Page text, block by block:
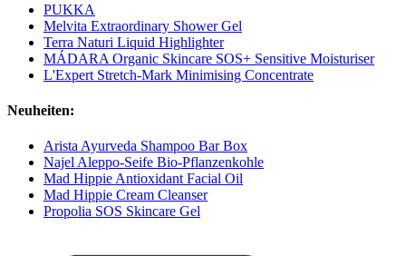
PUKKA
Melvita Extraordinary Shower Gel
Terra Naturi Liquid Highlighter
MÁDARA Organic Skincare SOS+ Sensitive Moisturiser
L'Expert Stretch-Mark Minimising Concentrate
Neuheiten:
Arista Ayurveda Shampoo Bar Box
Najel Aleppo-Seife Bio-Pflanzenkohle
Mad Hippie Antioxidant Facial Oil
Mad Hippie Cream Cleanser
Propolia SOS Skincare Gel